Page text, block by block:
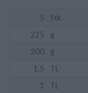
5 Stk.
225
g
200
g
1.5
TL
1
TL